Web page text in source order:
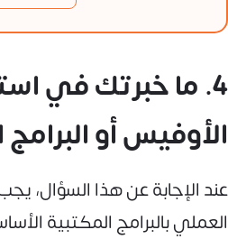
4. ما خبرتك في
الأوفيس أو
عند الإجابة عن هذا السؤال،
العملي بالبرامج المكتبية